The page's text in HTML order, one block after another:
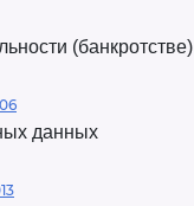
(банкротстве)
данных